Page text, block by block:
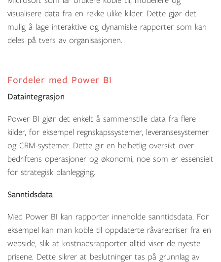
visualisere data fra en rekke ulike kilder. Dette gjør det
mulig å lage interaktive og dynamiske rapporter som kan
deles på tvers av organisasjonen.
Fordeler med Power BI
Dataintegrasjon
Power BI gjør det enkelt å sammenstille data fra flere
kilder, for eksempel regnskapssystemer, leveransesystemer
og CRM-systemer. Dette gir en helhetlig oversikt over
bedriftens operasjoner og økonomi, noe som er essensielt
for strategisk planlegging.
Sanntidsdata
Med Power BI kan rapporter inneholde sanntidsdata. For
eksempel kan man koble til oppdaterte råvarepriser fra en
webside, slik at kostnadsrapporter alltid viser de nyeste
prisene. Dette sikrer at beslutninger tas på grunnlag av